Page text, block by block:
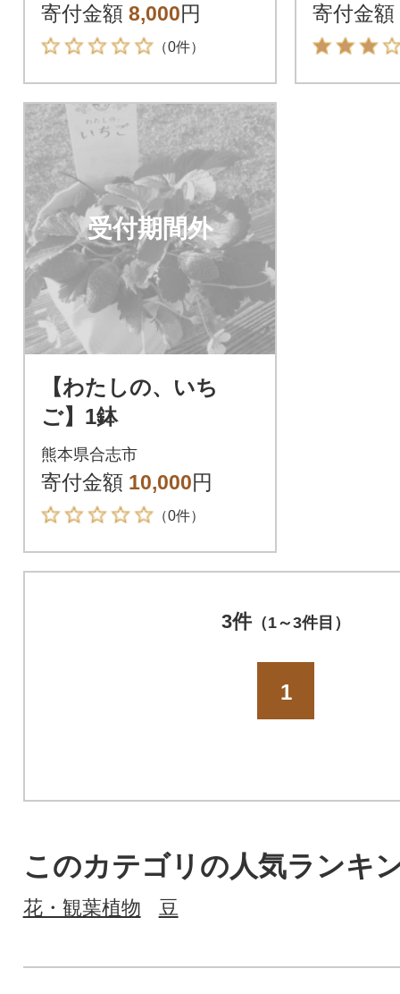
寄付金額 8,000円
（0件）
寄付金額
受付期間外
【わたしの、いち
ご】1鉢
熊本県合志市
寄付金額 10,000円
（0件）
3件（1～3件目）
1
このカテゴリの人気ランキ
花・観葉植物 豆